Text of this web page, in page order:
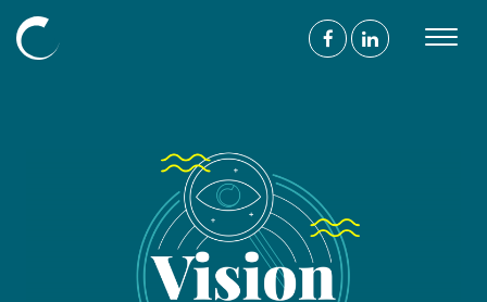
Nos projets
Nos mécénats
L’équipe